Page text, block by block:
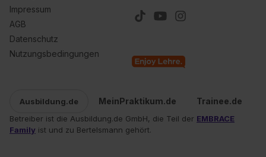
Impressum
AGB
Datenschutz
Nutzungsbedingungen
Ausbildung.de MeinPraktikum.de Trainee.de
Betreiber ist die Ausbildung.de GmbH, die Teil der EMBRACE
Family ist und zu Bertelsmann gehört.